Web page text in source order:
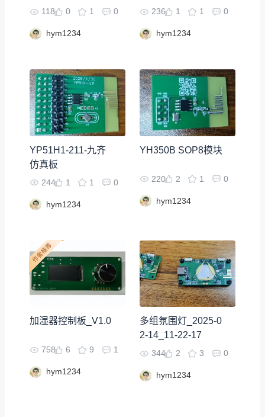
118 0 1 0
hym1234
236 1 1 0
hym1234
YP51H1-211-九齐
仿真板
244 1 1 0
hym1234
YH350B SOP8模块
220 2 1 0
hym1234
加湿器控制板_V1.0
758 6 9 1
hym1234
多组氛围灯_2025-0
2-14_11-22-17
344 2 3 0
hym1234